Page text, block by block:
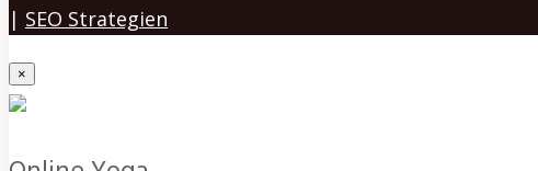
| SEO Strategien
×